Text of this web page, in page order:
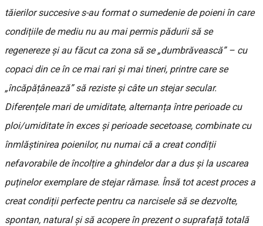
tăierilor succesive s-au format o sumedenie de poieni în care
condițiile de mediu nu au mai permis pădurii să se
regenereze și au făcut ca zona să se „dumbrăvească” – cu
copaci din ce în ce mai rari și mai tineri, printre care se
„încăpățânează” să reziste și câte un stejar secular.
Diferențele mari de umiditate, alternanța între perioade cu
ploi/umiditate în exces și perioade secetoase, combinate cu
înmlăștinirea poienilor, nu numai că a creat condiții
nefavorabile de încolțire a ghindelor dar a dus și la uscarea
puținelor exemplare de stejar rămase. Însă tot acest proces a
creat condiții perfecte pentru ca narcisele să se dezvolte,
spontan, natural și să acopere în prezent o suprafață totală